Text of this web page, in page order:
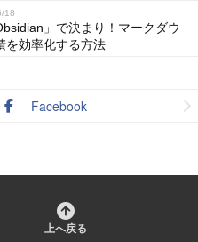
18
」で決まり！マークダウ
を効率化する方法
Facebook
上へ戻る